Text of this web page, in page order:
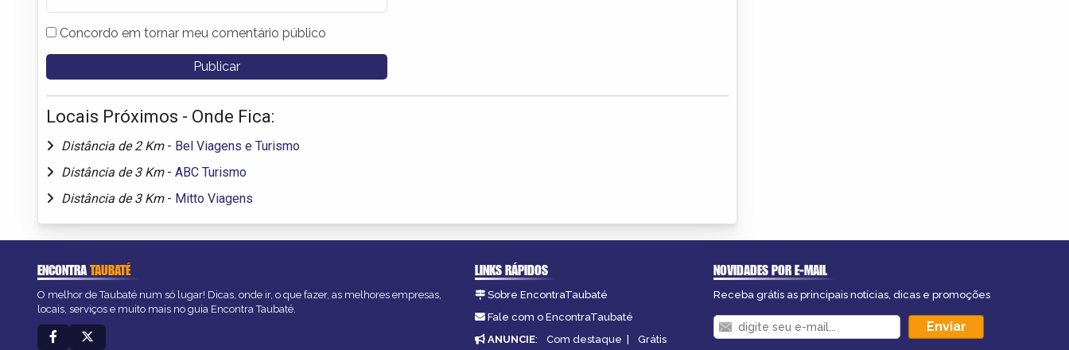
Concordo em tornar meu comentário público
Locais Próximos - Onde Fica:
Distância de 2 Km - Bel Viagens e Turismo
Distância de 3 Km - ABC Turismo
Distância de 3 Km - Mitto Viagens
ENCONTRATAUBATÉ
O melhor de Taubaté num só lugar! Dicas, onde ir, o que fazer, as melhores empresas,
locais, serviços e muito mais no guia Encontra Taubaté.
LINKS RÁPIDOS
Sobre EncontraTaubaté
Fale com o EncontraTaubaté
ANUNCIE: Com destaque | Grátis
NOVIDADES POR E-MAIL
Receba grátis as principais notícias, dicas e promoções